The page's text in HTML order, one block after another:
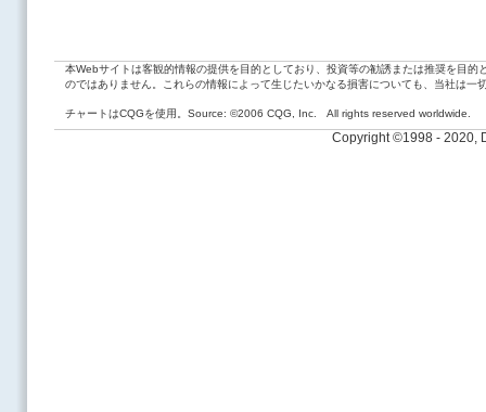
本Webサイトは客観的情報の提供を目的としており、投資等の勧誘または推奨を目
のではありません。これらの情報によって生じたいかなる損害についても、当社は一
チャートはCQGを使用。Source: ©2006 CQG, Inc. All rights reserved worldwide.
Copyright ©1998 - 2020,